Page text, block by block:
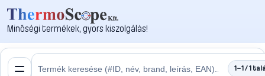
Minőségi termékek, gyors kiszolgálás!
1–1 / 1